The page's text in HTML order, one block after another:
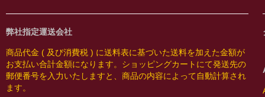
弊社指定運送会社
商品代金 ( 及び消費税 ) に送料表に基づいた送料を加えた金額が
お支払い合計金額になります。ショッピングカートにて発送先の
郵便番号を入力いたしますと、商品の内容によって自動計算され
ます。